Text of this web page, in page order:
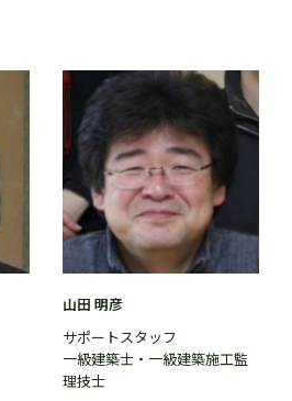
山田 明彦
サポートスタッフ
一級建築士・一級建築施工監
理技士